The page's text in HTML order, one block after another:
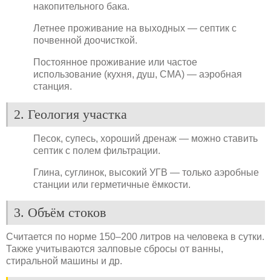
накопительного бака.
Летнее проживание на выходных — септик с
почвенной доочисткой.
Постоянное проживание или частое
использование (кухня, душ, СМА) — аэробная
станция.
2. Геология участка
Песок, супесь, хороший дренаж — можно ставить
септик с полем фильтрации.
Глина, суглинок, высокий УГВ — только аэробные
станции или герметичные ёмкости.
3. Объём стоков
Считается по норме 150–200 литров на человека в сутки.
Также учитываются залповые сбросы от ванны,
стиральной машины и др.